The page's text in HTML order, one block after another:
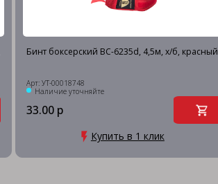
Бинт боксерский BC-6235d, 4,5м, х/б, красный
Арт: УТ-00018748
Наличие уточняйте
33.00 р
Купить в 1 клик